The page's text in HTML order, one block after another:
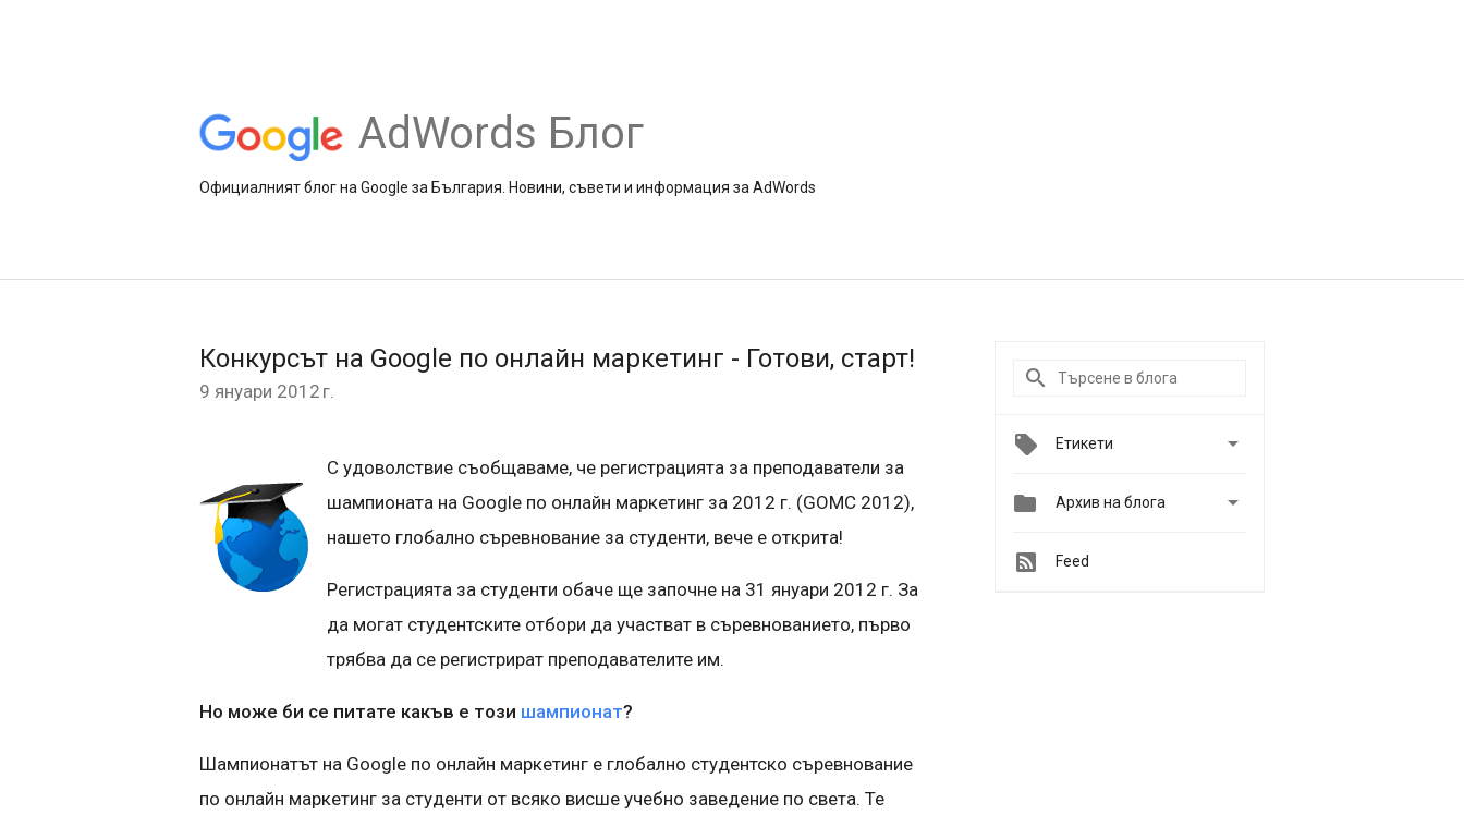
AdWords Блог
Официалният блог на Google за България. Новини, съвети и информация за AdWords
Конкурсът на Google по онлайн маркетинг - Готови, старт!
9 януари 2012 г.
С удоволствие съобщаваме, че регистрацията за преподаватели за
шампионата на Google по онлайн маркетинг за 2012 г. (GOMC 2012),
нашето глобално съревнование за студенти, вече е открита!
Регистрацията за студенти обаче ще започне на 31 януари 2012 г. За
да могат студентските отбори да участват в съревнованието, първо
трябва да се регистрират преподавателите им.
Но може би се питате какъв е този шампионат?
Шампионатът на Google по онлайн маркетинг е глобално студентско съревнование
по онлайн маркетинг за студенти от всяко висше учебно заведение по света. Те
Етикети 
 Архив на блога 
Feed